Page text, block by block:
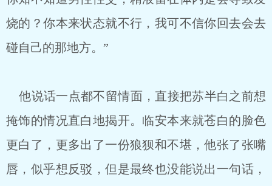
烧的？你本来状态就不行，我可不信你回去会去
碰自己的那地方。”
他说话一点都不留情面，直接把苏半白之前想
掩饰的情况直白地揭开。临安本来就苍白的脸色
更白了，更多出了一份狼狈和不堪，他张了张嘴
唇，似乎想反驳，但是最终也没能说出一句话，